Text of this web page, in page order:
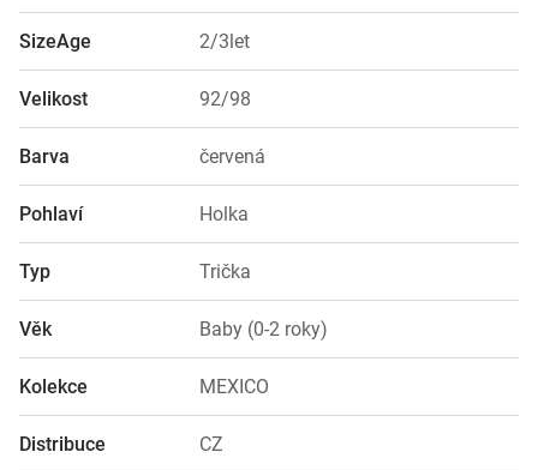
SizeAge 2/3let
Velikost 92/98
Barva červená
Pohlaví Holka
Typ Trička
Věk Baby (0-2 roky)
Kolekce MEXICO
Distribuce CZ